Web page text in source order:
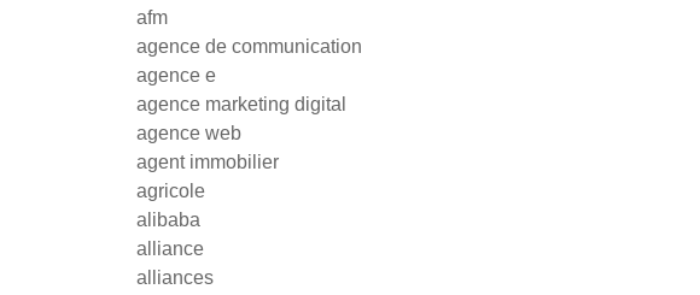
afm
agence de communication
agence e
agence marketing digital
agence web
agent immobilier
agricole
alibaba
alliance
alliances